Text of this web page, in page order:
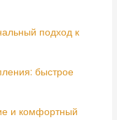
подход к
быстрое
и комфортный